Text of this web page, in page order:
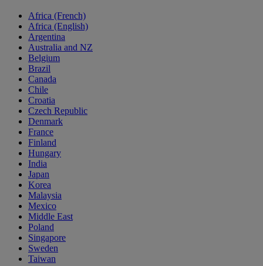
Africa (French)
Africa (English)
Argentina
Australia and NZ
Belgium
Brazil
Canada
Chile
Croatia
Czech Republic
Denmark
France
Finland
Hungary
India
Japan
Korea
Malaysia
Mexico
Middle East
Poland
Singapore
Sweden
Taiwan